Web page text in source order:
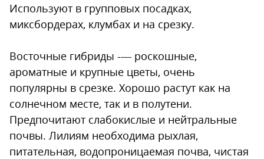
Используют в групповых посадках,
миксбордерах, клумбах и на срезку.
Восточные гибриды -— роскошные,
ароматные и крупные цветы, очень
популярны в срезке. Хорошо растут как на
солнечном месте, так и в полутени.
Предпочитают слабокислые и нейтральные
почвы. Лилиям необходима рыхлая,
питательная, водопроницаемая почва, чистая